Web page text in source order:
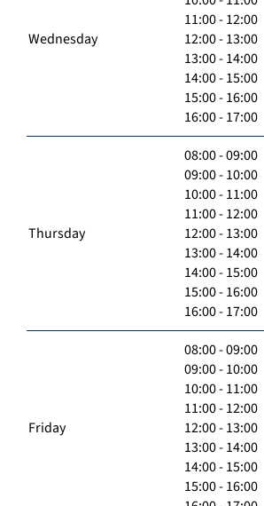
Wednesday
11:00 - 12:00
12:00 - 13:00
13:00 - 14:00
14:00 - 15:00
15:00 - 16:00
16:00 - 17:00
Thursday
08:00 - 09:00
09:00 - 10:00
10:00 - 11:00
11:00 - 12:00
12:00 - 13:00
13:00 - 14:00
14:00 - 15:00
15:00 - 16:00
16:00 - 17:00
Friday
08:00 - 09:00
09:00 - 10:00
10:00 - 11:00
11:00 - 12:00
12:00 - 13:00
13:00 - 14:00
14:00 - 15:00
15:00 - 16:00